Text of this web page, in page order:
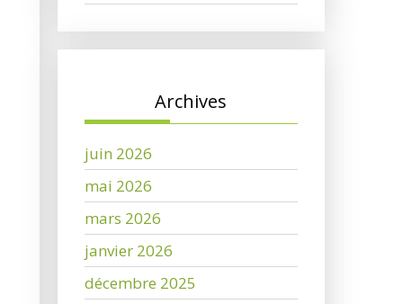
Archives
juin 2026
mai 2026
mars 2026
janvier 2026
décembre 2025